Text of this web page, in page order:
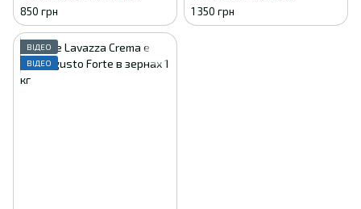
850 грн
1 350 грн
ВІДЕО
ВІДЕО